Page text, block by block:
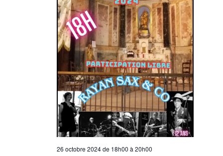
26 octobre 2024 de 18h00 à 20h00